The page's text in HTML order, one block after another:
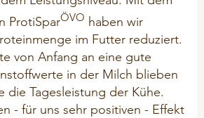
ProtiSparÖVO haben wir
im Futter reduziert.
von Anfang an eine gute
in der Milch blieben
die Tagesleistung der Kühe.
- für uns sehr positiven - Effekt